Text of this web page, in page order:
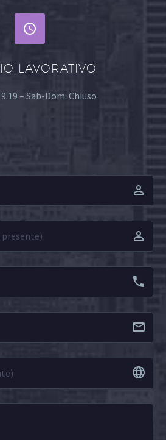


LAVORATIVO
– Sab-Dom: Chiuso